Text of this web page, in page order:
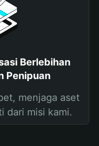
Berlebihan
Penipuan
menjaga aset
dari misi kami.